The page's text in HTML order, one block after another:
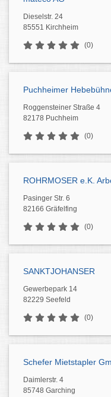
Dieselstr. 24
85551 Kirchheim
(0)
Puchheimer
Roggensteiner Straße 4
82178 Puchheim
(0)
ROHRMOSER e.K.
Pasinger Str. 6
82166 Gräfelfing
(0)
SANKTJOHANSER
Gewerbepark 14
82229 Seefeld
(0)
Schefer Mietstapler
Daimlerstr. 4
85748 Garching